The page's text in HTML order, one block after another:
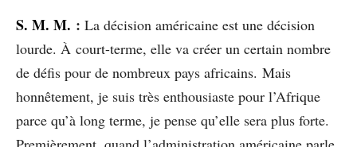
S. M. M. : La décision américaine est une décision
lourde. À court-terme, elle va créer un certain nombre
de défis pour de nombreux pays africains. Mais
honnêtement, je suis très enthousiaste pour l’Afrique
parce qu’à long terme, je pense qu’elle sera plus forte.